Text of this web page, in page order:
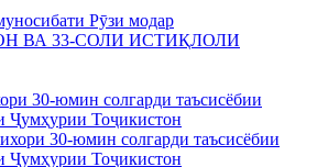
Рӯзи модар
ВА 33-СОЛИ ИСТИҚЛОЛИ
30-юмин солгарди таъсисёбии
Ҷумҳурии Тоҷикистон